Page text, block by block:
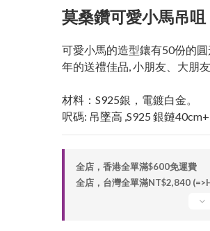
莫桑鑽可愛小馬吊咀
可愛小馬的造型鑲有50份的
年的送禮佳品, 小朋友、大朋友
材料：S925銀，電鍍白金。
呎碼: 吊墜高 ,S925 銀鏈
全店，香港全單滿$600免運費
全店，台灣全單滿NT$2,840